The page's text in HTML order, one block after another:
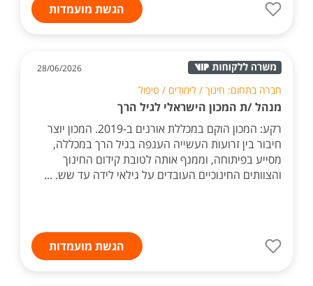
הגשת מועמדות
28/06/2026
חברה בתחום: חינוך / לימודים / טיפול
מנהל /ת המכון הישראלי לגיל הרך
רקע: המכון הוקם במכללת אורנים ב-2019. המכון יוצר
חיבור בין זרועות העשייה הענפה בגיל הרך במכללה,
מסייע בפיתוחה, וממנף אותה לטובת קידום החינוך
והצוותים החינוכיים העובדים על גילאי לידה עד שש. ...
הגשת מועמדות